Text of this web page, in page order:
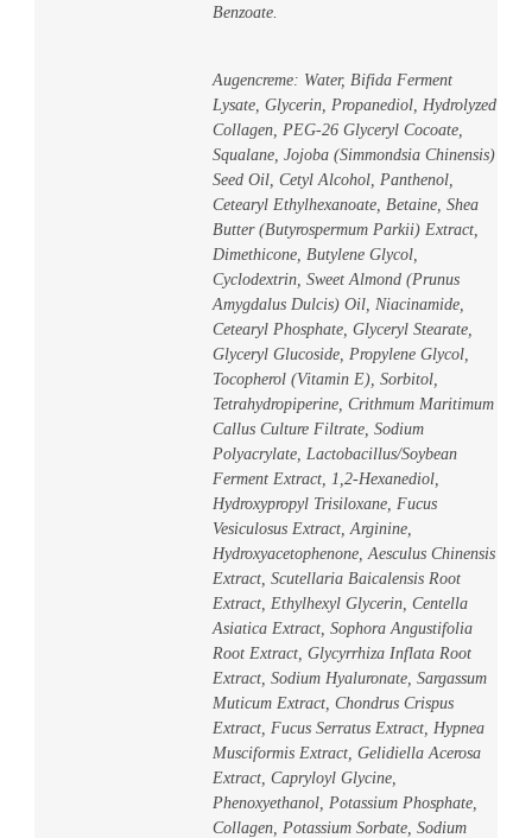
Benzoate.
Augencreme: Water, Bifida Ferment
Lysate, Glycerin, Propanediol, Hydrolyzed
Collagen, PEG-26 Glyceryl Cocoate,
Squalane, Jojoba (Simmondsia Chinensis)
Seed Oil, Cetyl Alcohol, Panthenol,
Cetearyl Ethylhexanoate, Betaine, Shea
Butter (Butyrospermum Parkii) Extract,
Dimethicone, Butylene Glycol,
Cyclodextrin, Sweet Almond (Prunus
Amygdalus Dulcis) Oil, Niacinamide,
Cetearyl Phosphate, Glyceryl Stearate,
Glyceryl Glucoside, Propylene Glycol,
Tocopherol (Vitamin E), Sorbitol,
Tetrahydropiperine, Crithmum Maritimum
Callus Culture Filtrate, Sodium
Polyacrylate, Lactobacillus/Soybean
Ferment Extract, 1,2-Hexanediol,
Hydroxypropyl Trisiloxane, Fucus
Vesiculosus Extract, Arginine,
Hydroxyacetophenone, Aesculus Chinensis
Extract, Scutellaria Baicalensis Root
Extract, Ethylhexyl Glycerin, Centella
Asiatica Extract, Sophora Angustifolia
Root Extract, Glycyrrhiza Inflata Root
Extract, Sodium Hyaluronate, Sargassum
Muticum Extract, Chondrus Crispus
Extract, Fucus Serratus Extract, Hypnea
Musciformis Extract, Gelidiella Acerosa
Extract, Capryloyl Glycine,
Phenoxyethanol, Potassium Phosphate,
Collagen, Potassium Sorbate, Sodium